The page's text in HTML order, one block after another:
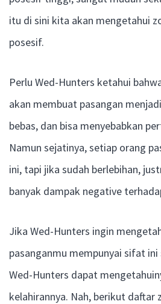
itu di sini kita akan mengetahui
posesif.
Perlu Wed-Hunters ketahui
akan membuat pasangan
bebas, dan bisa menyebabkan
Namun sejatinya, setiap orang
ini, tapi jika sudah berlebihan,
banyak dampak negative
Jika Wed-Hunters ingin
pasanganmu mempunyai sifat
Wed-Hunters dapat
kelahirannya. Nah, berikut